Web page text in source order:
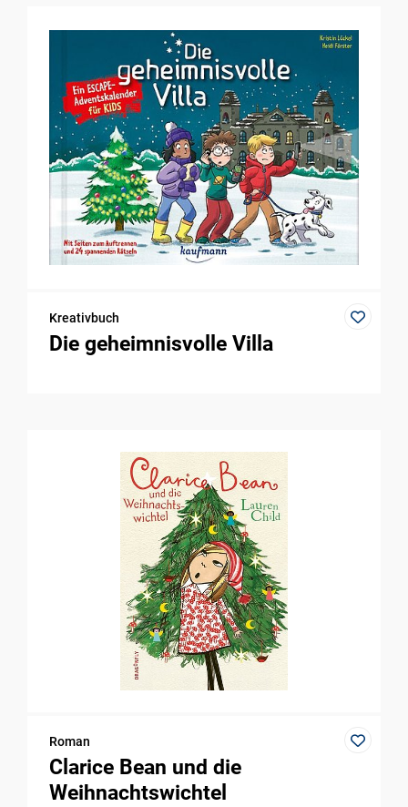
Kreativbuch
Die geheimnisvolle Villa
Roman
Clarice Bean und die
Weihnachtswichtel